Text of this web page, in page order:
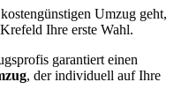
Umzug geht,
Ihre erste Wahl.
garantiert einen
, der individuell auf Ihre